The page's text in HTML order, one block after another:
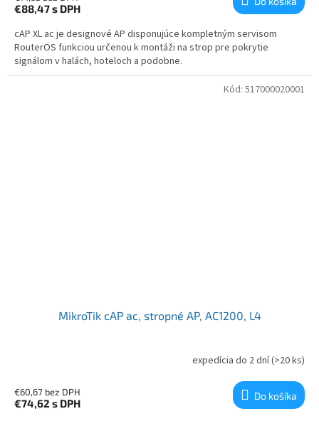
€88,47s DPH
cAP XL ac je designové AP disponujúce kompletným servisom
RouterOS funkciou určenou k montáži na strop pre pokrytie
signálom v halách, hoteloch a podobne.
MikroTik cAP ac, stropné AP, AC1200, L4
expedícia do 2 dní(>20 ks)
€60,67 bez DPH
€74,62 s DPH
Do košíka
Kód: 517000020001